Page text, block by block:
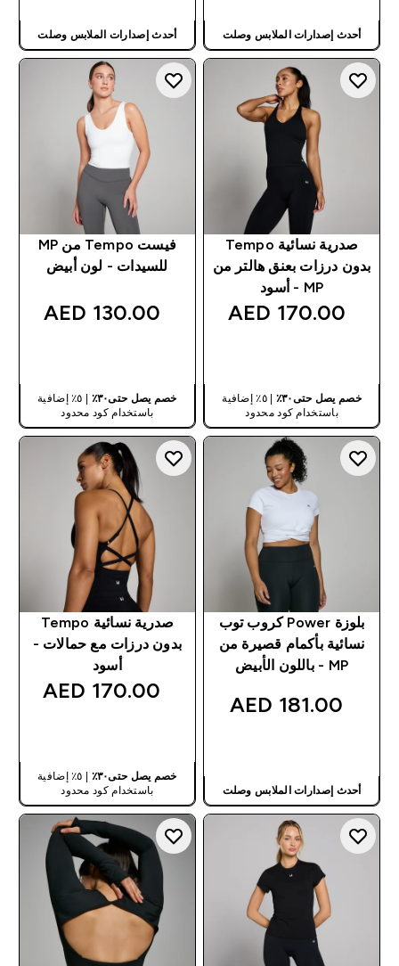
أحدث إصدارات الملابس وصلت أحدث إصدارات الملابس وصلت
صدرية نسائية Tempo
بدون درزات بعنق هالتر من
MP - أسود
170.00 AED‎
خصم يصل حتى٣٠٪
| ٥٪ إضافية
باستخدام كود محدود
فيست Tempo من MP
للسيدات - لون أبيض
130.00 AED‎
خصم يصل حتى٣٠٪
| ٥٪ إضافية
باستخدام كود محدود
بلوزة Power كروب توب
نسائية بأكمام قصيرة من
MP - باللون الأبيض
181.00 AED‎
أحدث إصدارات الملابس وصلت
صدرية نسائية Tempo
بدون درزات مع حمالات -
أسود
170.00 AED‎
خصم يصل حتى٣٠٪
| ٥٪ إضافية
باستخدام كود محدود